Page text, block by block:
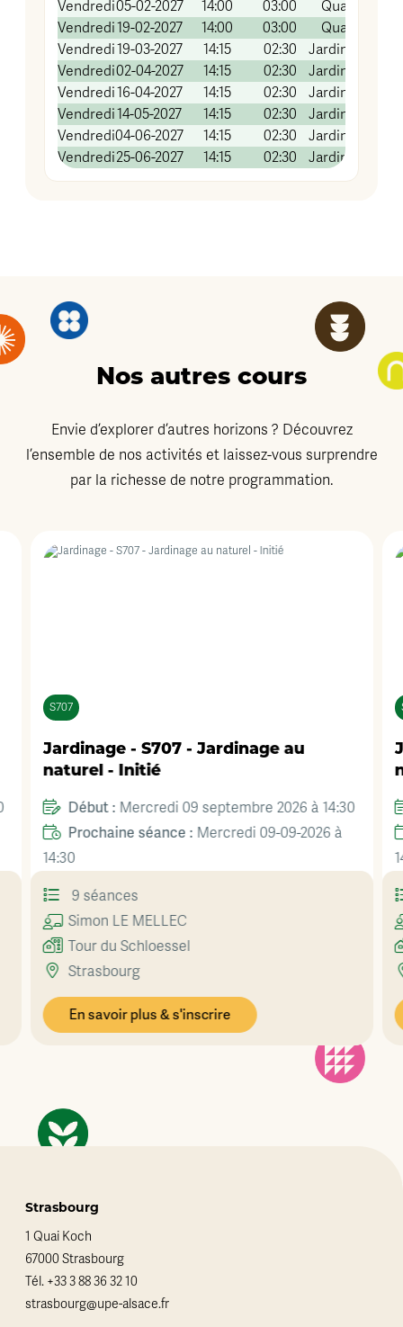
Vendredi05-02-2027 14:00 03:00
Quai Koch
Vendredi19-02-2027 14:00 03:00
Quai Koch
Vendredi19-03-2027 14:15 02:30
Jardins
Vendredi02-04-2027 14:15 02:30
Jardins
Vendredi16-04-2027 14:15 02:30
Jardins
Vendredi14-05-2027 14:15 02:30
Jardins
Vendredi04-06-2027 14:15 02:30
Jardins
Vendredi25-06-2027 14:15 02:30 Jardins
Nos autres cours
Envie d’explorer d’autres horizons ? Découvrez
l’ensemble de nos activités et laissez-vous surprendre
par la richesse de notre programmation.
S707
Jardinage - S707 - Jardinage au
naturel - Initié
Début : Mercredi 09 septembre 2026 à 14:30
Prochaine séance : Mercredi 09-09-2026 à
14:30
9 séances
Simon LE MELLEC
Tour du Schloessel
Strasbourg
En savoir plus & s'inscrire
Strasbourg
1 Quai Koch
67000 Strasbourg
Tél. +33 3 88 36 32 10
strasbourg@upe-alsace.fr